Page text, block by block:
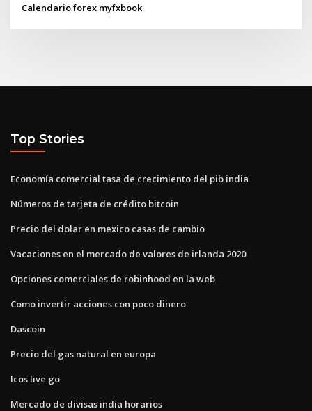
Calendario forex myfxbook
Top Stories
Economía comercial tasa de crecimiento del pib india
Números de tarjeta de crédito bitcoin
Precio del dolar en mexico casas de cambio
Vacaciones en el mercado de valores de irlanda 2020
Opciones comerciales de robinhood en la web
Como invertir acciones con poco dinero
Dascoin
Precio del gas natural en europa
Icos live go
Mercado de divisas india horarios